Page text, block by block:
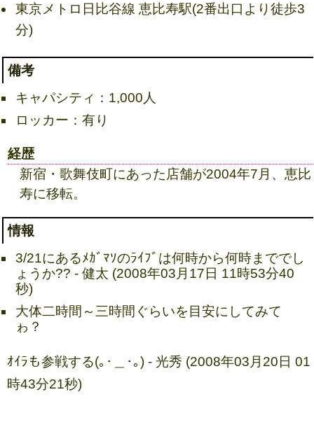
東京メトロ日比谷線 恵比寿駅(2番出口より徒歩3
分)
備考
キャパシティ：1,000人
ロッカー：有り
経歴
新宿・歌舞伎町にあった店舗が2004年7月、恵比
寿に移転。
情報
3/21にあるﾒｶﾞﾏｿのﾗｲﾌﾞは何時から何時まででし
ょうか?? - 健太 (2008年03月17日 11時53分40
秒)
大体二時間～三時間ぐらいを目安にしてみて
ゎ？
ｵｲﾗも参戦する(｡･＿･｡) - 光秀 (2008年03月20日 01
時43分21秒)